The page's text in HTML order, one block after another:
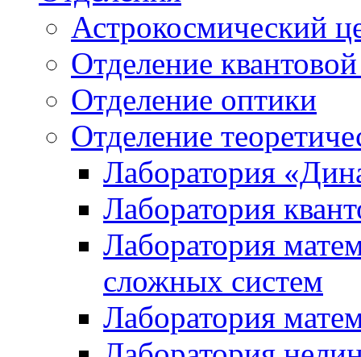
Астрокосмический
Отделение
Отделение оптики
Отделение
Лаборатория
Лаборатория
Лаборатория
сложных систем
Лаборатория